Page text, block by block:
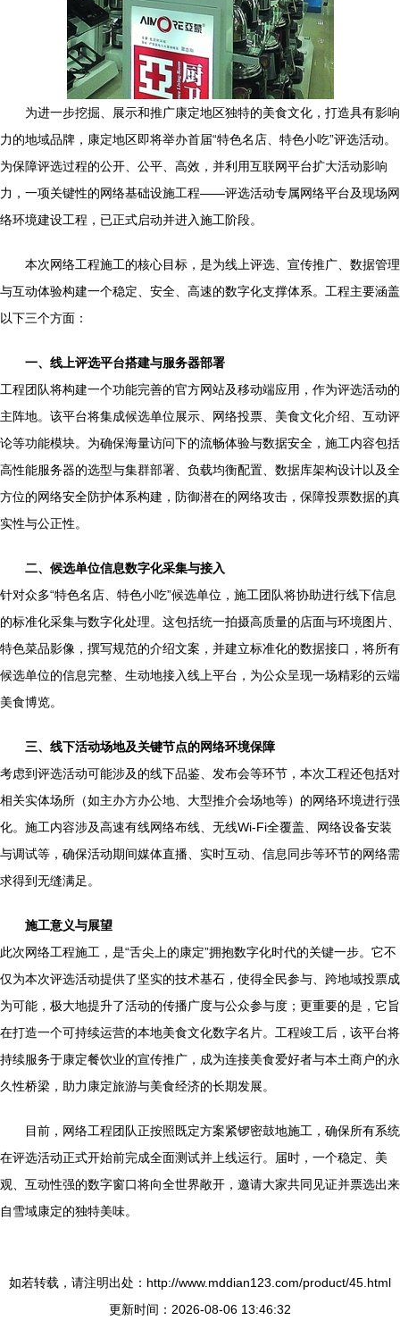
为进一步挖掘、展示和推广康定地区独特的美食文化，打造具有影响
力的地域品牌，康定地区即将举办首届“特色名店、特色小吃”评选活动。
为保障评选过程的公开、公平、高效，并利用互联网平台扩大活动影响
力，一项关键性的网络基础设施工程——评选活动专属网络平台及现场网
络环境建设工程，已正式启动并进入施工阶段。
本次网络工程施工的核心目标，是为线上评选、宣传推广、数据管理
与互动体验构建一个稳定、安全、高速的数字化支撑体系。工程主要涵盖
以下三个方面：
一、线上评选平台搭建与服务器部署
工程团队将构建一个功能完善的官方网站及移动端应用，作为评选活动的
主阵地。该平台将集成候选单位展示、网络投票、美食文化介绍、互动评
论等功能模块。为确保海量访问下的流畅体验与数据安全，施工内容包括
高性能服务器的选型与集群部署、负载均衡配置、数据库架构设计以及全
方位的网络安全防护体系构建，防御潜在的网络攻击，保障投票数据的真
实性与公正性。
二、候选单位信息数字化采集与接入
针对众多“特色名店、特色小吃”候选单位，施工团队将协助进行线下信息
的标准化采集与数字化处理。这包括统一拍摄高质量的店面与环境图片、
特色菜品影像，撰写规范的介绍文案，并建立标准化的数据接口，将所有
候选单位的信息完整、生动地接入线上平台，为公众呈现一场精彩的云端
美食博览。
三、线下活动场地及关键节点的网络环境保障
考虑到评选活动可能涉及的线下品鉴、发布会等环节，本次工程还包括对
相关实体场所（如主办方办公地、大型推介会场地等）的网络环境进行强
化。施工内容涉及高速有线网络布线、无线Wi-Fi全覆盖、网络设备安装
与调试等，确保活动期间媒体直播、实时互动、信息同步等环节的网络需
求得到无缝满足。
施工意义与展望
此次网络工程施工，是“舌尖上的康定”拥抱数字化时代的关键一步。它不
仅为本次评选活动提供了坚实的技术基石，使得全民参与、跨地域投票成
为可能，极大地提升了活动的传播广度与公众参与度；更重要的是，它旨
在打造一个可持续运营的本地美食文化数字名片。工程竣工后，该平台将
持续服务于康定餐饮业的宣传推广，成为连接美食爱好者与本土商户的永
久性桥梁，助力康定旅游与美食经济的长期发展。
目前，网络工程团队正按照既定方案紧锣密鼓地施工，确保所有系统
在评选活动正式开始前完成全面测试并上线运行。届时，一个稳定、美
观、互动性强的数字窗口将向全世界敞开，邀请大家共同见证并票选出来
自雪域康定的独特美味。
如若转载，请注明出处：http://www.mddian123.com/product/45.html
更新时间：2026-08-06 13:46:32